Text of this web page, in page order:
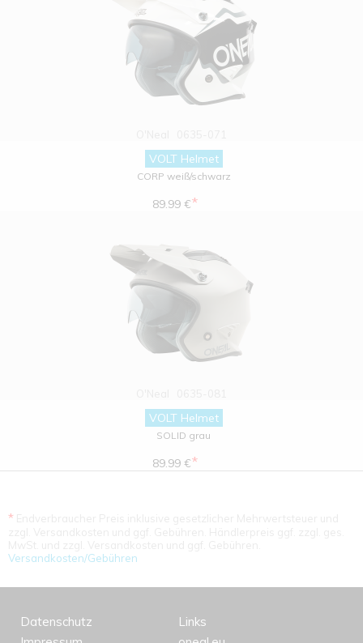
VOLT Helmet
CORP weiß/schwarz
89.99 €*
VOLT Helmet
SOLID grau
89.99 €*
*
Versandkosten/Gebühren
Datenschutz
Links